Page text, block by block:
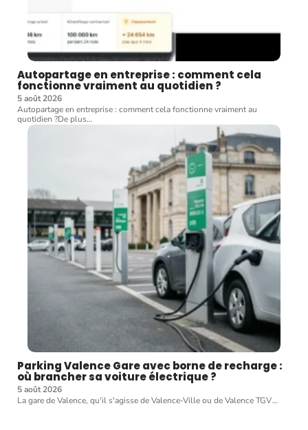
Autopartage en entreprise : comment cela
fonctionne vraiment au quotidien ?
5 août 2026
Autopartage en entreprise : comment cela fonctionne vraiment au
quotidien ?De plus…
Parking Valence Gare avec borne de recharge :
où brancher sa voiture électrique ?
5 août 2026
La gare de Valence, qu'il s'agisse de Valence-Ville ou de Valence TGV…